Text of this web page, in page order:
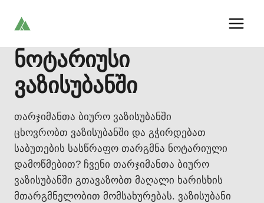
ნოტარიუსი
ვაზისუბანში
თარჯიმანთა ბიურო ვაზისუბანში
ცხოვრობთ ვაზისუბანში და გჭირდებათ
საბუთების სასწრაფო თარგმნა ნოტარიული
დამოწმებით? ჩვენი თარჯიმანთა ბიურო
ვაზისუბანში გთავაზობთ მაღალი ხარისხის
მთარგმნელობით მომსახურებას. ვაზისუბანი